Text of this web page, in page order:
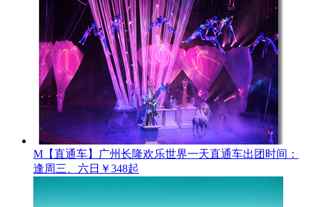
M【直通车】广州长隆欢乐世界一天直通车出团时间：
逢周三、六日 ￥348起